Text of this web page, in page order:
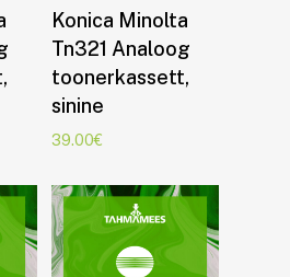
Lisa korvi
Konica Minolta
Tn321 Analoog
toonerkassett,
sinine
39.00€